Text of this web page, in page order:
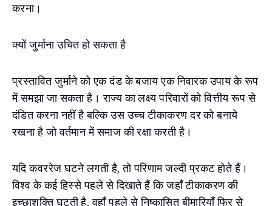
करना।
क्यों जुर्माना उचित हो सकता है
प्रस्तावित जुर्माने को एक दंड के बजाय एक निवारक उपाय के रूप
में समझा जा सकता है। राज्य का लक्ष्य परिवारों को वित्तीय रूप से
दंडित करना नहीं है बल्कि उस उच्च टीकाकरण दर को बनाये
रखना है जो वर्तमान में समाज की रक्षा करती है।
यदि कवररेज घटने लगती है, तो परिणाम जल्दी प्रकट होते हैं।
विश्व के कई हिस्से पहले से दिखाते हैं कि जहाँ टीकाकरण की
इच्छाशक्ति घटती है, वहाँ पहले से निष्कासित बीमारियाँ फिर से